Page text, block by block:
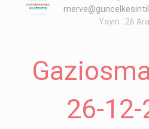
Yayın : 26
26-